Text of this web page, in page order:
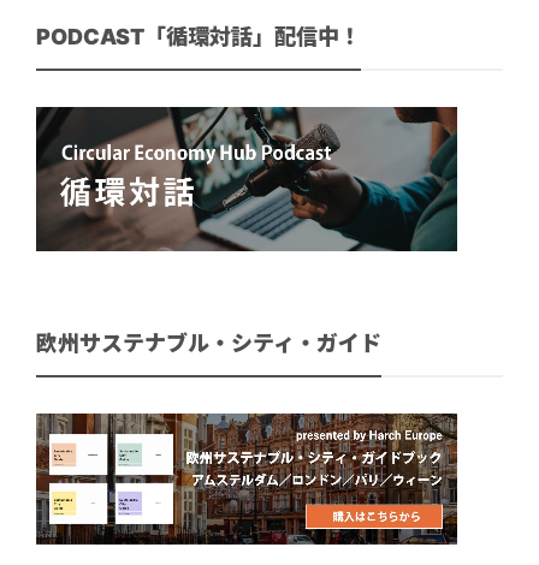
PODCAST「循環対話」配信中！
欧州サステナブル・シティ・ガイド